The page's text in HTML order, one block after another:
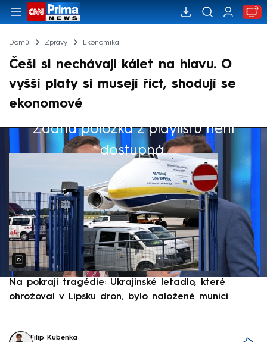
Domů Zprávy Ekonomika
Češi si nechávají kálet na hlavu. O
vyšší platy si musejí říct, shodují se
ekonomové
Žádná položka z playlistu není
dostupná.
Výběr redakce
Na pokraji tragédie: Ukrajinské letadlo, které
ohrožoval v Lipsku dron, bylo naložené municí
Filip Kubenka